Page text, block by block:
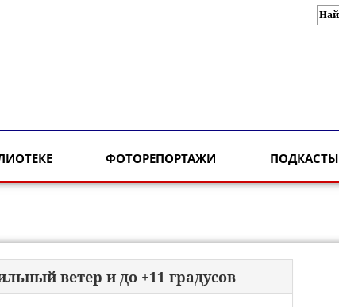
ФОТОРЕПОРТАЖИ ПОДКАСТЫ
ветер и до +11 градусов